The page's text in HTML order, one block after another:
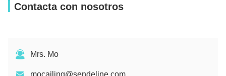
Contacta con nosotros
Mrs. Mo
mocailing@sendeline.com